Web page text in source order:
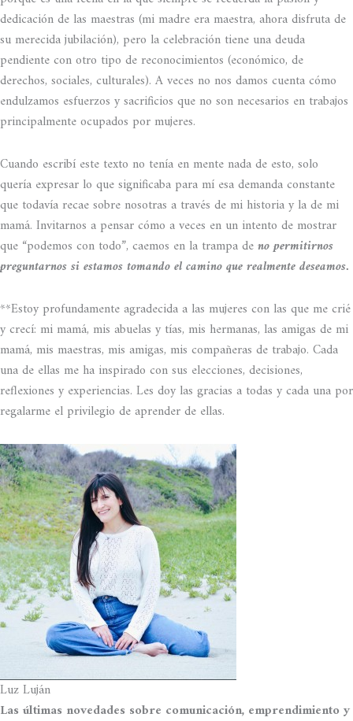
dedicación de las maestras (mi madre era maestra, ahora disfruta de
su merecida jubilación), pero la celebración tiene una deuda
pendiente con otro tipo de reconocimientos (económico, de
derechos, sociales, culturales). A veces no nos damos cuenta cómo
endulzamos esfuerzos y sacrificios que no son necesarios en trabajos
principalmente ocupados por mujeres.
Cuando escribí este texto no tenía en mente nada de esto, solo
quería expresar lo que significaba para mí esa demanda constante
que todavía recae sobre nosotras a través de mi historia y la de mi
mamá. Invitarnos a pensar cómo a veces en un intento de mostrar
que “podemos con todo”, caemos en la trampa deno permitirnos
preguntarnos si estamos tomando el camino que realmente deseamos.
**Estoy profundamente agradecida a las mujeres con las que me crié
y crecí: mi mamá, mis abuelas y tías, mis hermanas, las amigas de mi
mamá, mis maestras, mis amigas, mis compañeras de trabajo. Cada
una de ellas me ha inspirado con sus elecciones, decisiones,
reflexiones y experiencias. Les doy las gracias a todas y cada una por
regalarme el privilegio de aprender de ellas.
Luz Luján
Las últimas novedades sobre comunicación, emprendimiento y